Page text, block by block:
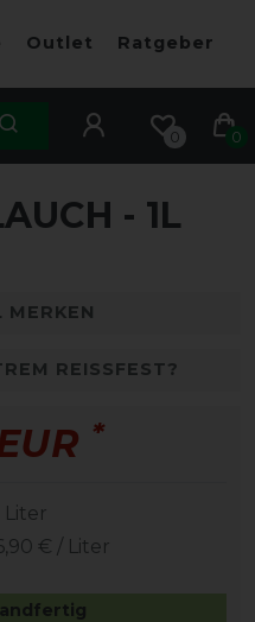
Outlet Ratgeber
0 0
- 1L
MERKEN
REISSFEST?
*
Liter
€ / Liter